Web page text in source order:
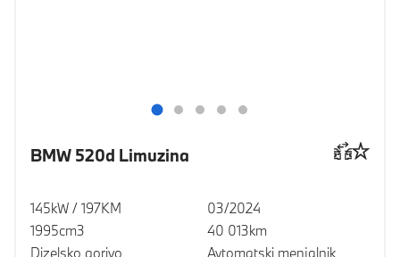
BMW 520d Limuzina
145kW / 197KM
1995cm3
Dizelsko gorivo
03/2024
40 013km
Avtomatski menjalnik